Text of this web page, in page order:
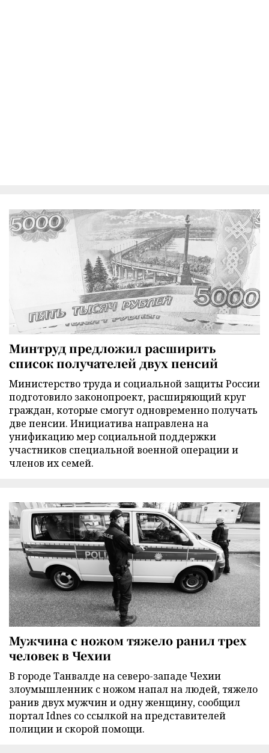
Минтруд предложил расширить
список получателей двух пенсий
Министерство труда и социальной защиты России
подготовило законопроект, расширяющий круг
граждан, которые смогут одновременно получать
две пенсии. Инициатива направлена на
унификацию мер социальной поддержки
участников специальной военной операции и
членов их семей.
Мужчина с ножом тяжело ранил трех
человек в Чехии
В городе Танвалде на северо-западе Чехии
злоумышленник с ножом напал на людей, тяжело
ранив двух мужчин и одну женщину, сообщил
портал Idnes со ссылкой на представителей
полиции и скорой помощи.